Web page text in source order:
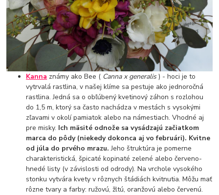
Kanna známy ako Bee ( Canna x generalis) - hoci je to
vytrvalá rastlina, v našej klíme sa pestuje ako jednoročná
rastlina. Jedná sa o obľúbený kvetinový záhon s rozlohou
do 1,5 m, ktorý sa často nachádza v mestách s vysokými
zľavami v okolí pamiatok alebo na námestiach. Vhodné aj
pre misky. Ich mäsité odnože sa vysádzajú začiatkom
marca do pôdy (niekedy dokonca aj vo februári). Kvitne
od júla do prvého mrazu.Jeho štruktúra je pomerne
charakteristická, špicaté kopinaté zelené alebo červeno-
hnedé listy (v závislosti od odrody). Na vrchole vysokého
stonku vytvára kvety v rôznych štádiách kvitnutia. Môžu mať
rôzne tvary a farby: ružovú, žltú, oranžovú alebo červenú.